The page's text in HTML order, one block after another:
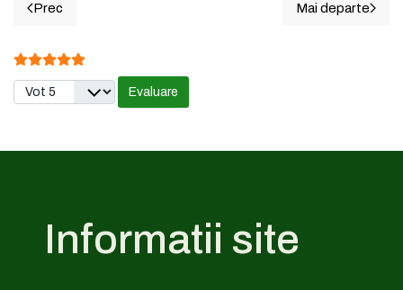
Articol precedent: 21. DRENCOVA - Cotele din ultimele
Prec
Articolul
Mai departe
Evaluare utilizator:
Vă rugăm să evaluați
Informatii site